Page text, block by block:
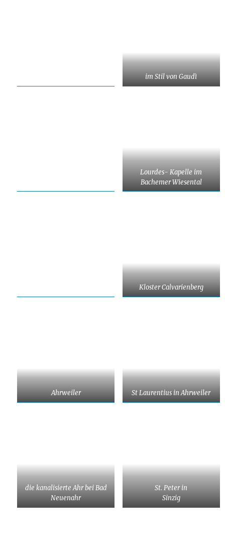
im Stil von Gaudì
Lourdes- Kapelle im
Bachemer Wiesental
Kloster Calvarienberg
Ahrweiler St Laurentius in Ahrweiler
die kanalisierte Ahr bei Bad
Neuenahr
St. Peter in
Sinzig